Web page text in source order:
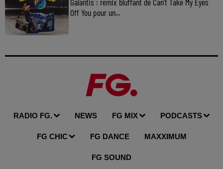
Off You pour un...
RADIO FG. NEWS FG MIX PODCASTS
FG CHIC FG DANCE MAXXIMUM
FG SOUND